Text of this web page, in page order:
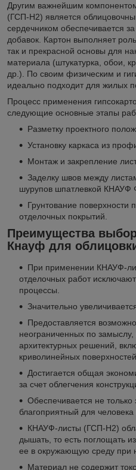
Другим важнейшим
(ГСП-Н2) является
сердечником обеспечивается
добавок. Картон выполняет
так и прекрасной основы для
материала (штукатурка, обои,
др.). По своим физическим и
идеально подходит для жилых
Процесс применения
следующие основные этапы
Разметку проектного
Установку каркаса из
Монтаж и закрепление
Заделку швов между
шурупов шпатлевкой КНАУФ
Грунтование
отделочных покрытий.
Преимущества
Кнауф для
При применении КНАУФ-
отделочных работ
процессы.
Значительно
Предоставляется
неограниченных по
архитектурных решений,
криволинейных поверхностей.
Достигается общая
за счет облегчения
Обеспечивается не только
благоприятный для
КНАУФ-листы (ГСП-Н2)
дышать, то есть поглощать
ее в окружающую среду при
Материал не содержит